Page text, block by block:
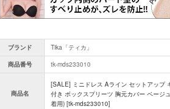
ブランド
Tika「ティカ」
商品番号
tk-mds233010
商品名
[SALE] ミニドレス Aライン セットアップ
付き ボックスプリーツ 胸元カバー ベージ
着用) [tk-mds233010]